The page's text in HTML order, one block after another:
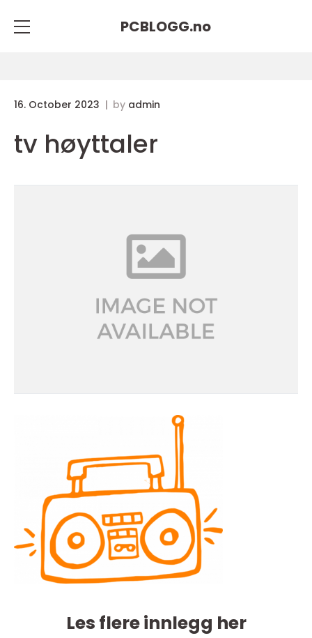
PCBLOGG.no
16. October 2023 by admin
tv høyttaler
Les flere innlegg her